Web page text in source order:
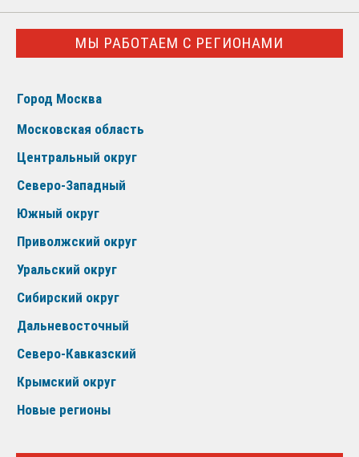
МЫ РАБОТАЕМ С РЕГИОНАМИ
Город Москва
Московская область
Центральный округ
Северо-Западный
Южный округ
Приволжский округ
Уральский округ
Сибирский округ
Дальневосточный
Северо-Кавказский
Крымский округ
Новые регионы